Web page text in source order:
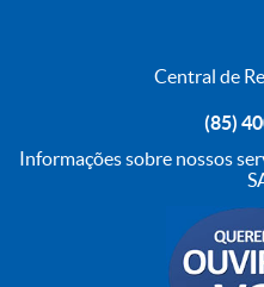
Central de
(85)
Informações sobre nossos